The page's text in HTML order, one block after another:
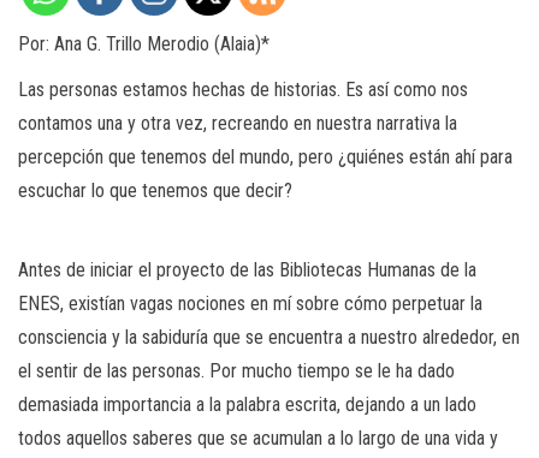
Por: Ana G. Trillo Merodio (Alaia)*
Las personas estamos hechas de historias. Es así como nos
contamos una y otra vez, recreando en nuestra narrativa la
percepción que tenemos del mundo, pero ¿quiénes están ahí para
escuchar lo que tenemos que decir?
Antes de iniciar el proyecto de las Bibliotecas Humanas de la
ENES, existían vagas nociones en mí sobre cómo perpetuar la
consciencia y la sabiduría que se encuentra a nuestro alrededor, en
el sentir de las personas. Por mucho tiempo se le ha dado
demasiada importancia a la palabra escrita, dejando a un lado
todos aquellos saberes que se acumulan a lo largo de una vida y